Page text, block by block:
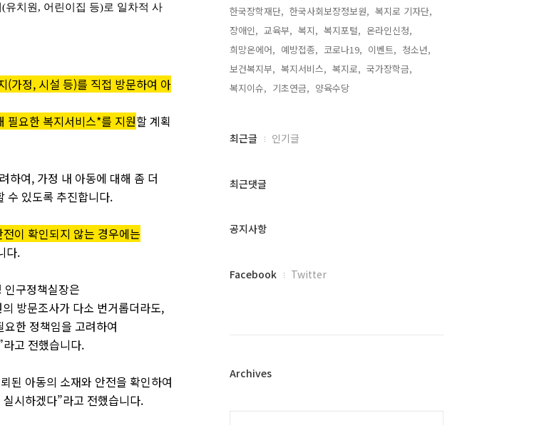
유치원, 어린이집 등)로 일차적 사
(가정, 시설 등)를 직접 방문하여 아
필요한 복지서비스*를 지원할 계획
하여, 가정 내 아동에 대해 좀 더
수 있도록 추진합니다.
전이 확인되지 않는 경우에는
다.
인구정책실장은
방문조사가 다소 번거롭더라도,
한 정책임을 고려하여
고 전했습니다.
된 아동의 소재와 안전을 확인하여
시하겠다”라고 전했습니다.
한국장학재단, 한국사회보장정보원, 복지로 기자단,
장애인, 교육부, 복지, 복지포털, 온라인신청,
희망온에어, 예방접종, 코로나19, 이벤트, 청소년,
보건복지부, 복지서비스, 복지로, 국가장학금,
복지이슈, 기초연금, 양육수당,
최
과
글
최근글 인기글
최근댓글
공지사항
페
플
Facebook Twitter
Archives